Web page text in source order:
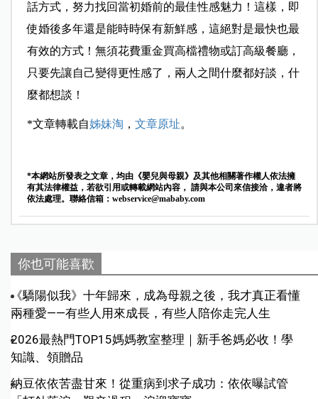
話方式，努力找回當初婚前的最佳性感魅力！這樣，即
使婚後多年還是能時時保有新鮮感，這絕對是最快也最
有效的方式！無須花費重金買高檔禮物或訂高級餐廳，
只要先讓自己變得更性感了，兩人之間什麼都好談，什
麼都想談！
*文章轉載自姊妹淘 ， 文章原址。
*本網站所發表之文章，均由《嬰兒與母親》及其他相關著作權人依法擁
有其法律權益，若欲引用或轉載網站內容， 請與本公司來信接洽，違者將
依法處理。聯絡信箱： webservice@mababy.com
你也可能喜歡
《驕陽似我》十年歸來，成為母親之後，我才真正看懂
兩種愛——有些人用來成長，有些人陪你走完人生
2026最熱門TOP15媽媽教室整理｜新手爸媽必收！學
知識、領贈品
納豆依依苦盡甘來！從重病到求子成功：依依曝試管